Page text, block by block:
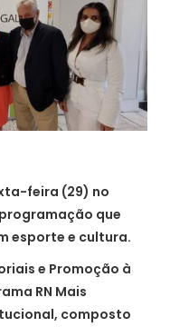
feira (29) no
que
esporte e cultura.
e Promoção à
RN Mais
composto